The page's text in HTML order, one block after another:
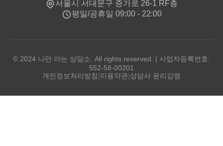
서울시 서대문구 증가로 26-1 RF층
평일/공휴일 09:00 - 22:00
© 2024 나만 아는 상담소. All rights reserved. | 사업자등록번호:
552-58-00201
개인정보처리방침 이용약관 상담사 윤리강령